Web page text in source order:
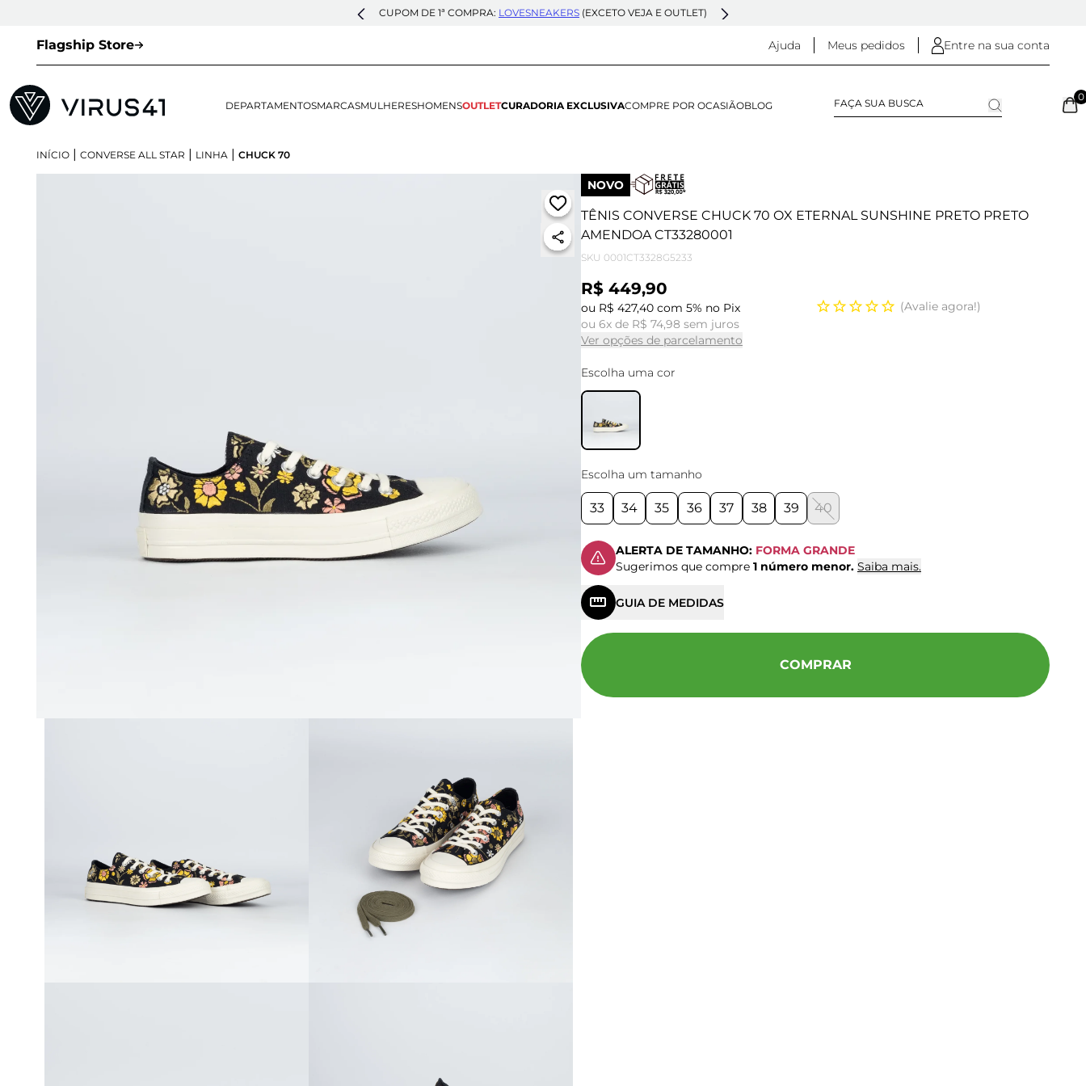
CUPOM DE 1ª COMPRA: LOVESNEAKERS (EXCETO VEJA E OUTLET)
Flagship Store Ajuda Meus pedidos Entre na sua conta
DEPARTAMENTOSMARCASMULHERESHOMENSOUTLETCURADORIA EXCLUSIVACOMPRE POR OCASIÃOBLOG
0
INÍCIO | CONVERSE ALL STAR | LINHA | CHUCK 70
NOVO
TÊNIS CONVERSE CHUCK 70 OX ETERNAL SUNSHINE PRETO PRETO
AMENDOA CT33280001
SKU 0001CT3328G5233
R$ 449,90
ou R$ 427,40 com 5% no Pix
ou 6x de R$ 74,98 sem juros
Ver opções de parcelamento
Avalie agora!
Escolha uma cor
Escolha um tamanho
33 34 35 36 37 38 39 40
ALERTA DE TAMANHO: FORMA GRANDE
Sugerimos que compre 1 número menor. Saiba mais.
GUIA DE MEDIDAS
COMPRAR